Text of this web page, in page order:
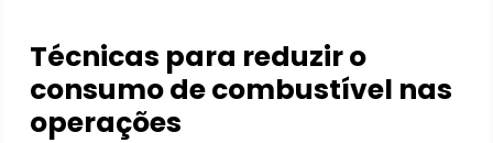
Técnicas para reduzir o
consumo de combustível nas
operações